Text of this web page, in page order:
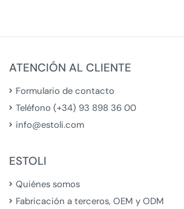
ATENCIÓN AL CLIENTE
Formulario de contacto
Teléfono (+34) 93 898 36 00
info@estoli.com
ESTOLI
Quiénes somos
Fabricación a terceros, OEM y ODM